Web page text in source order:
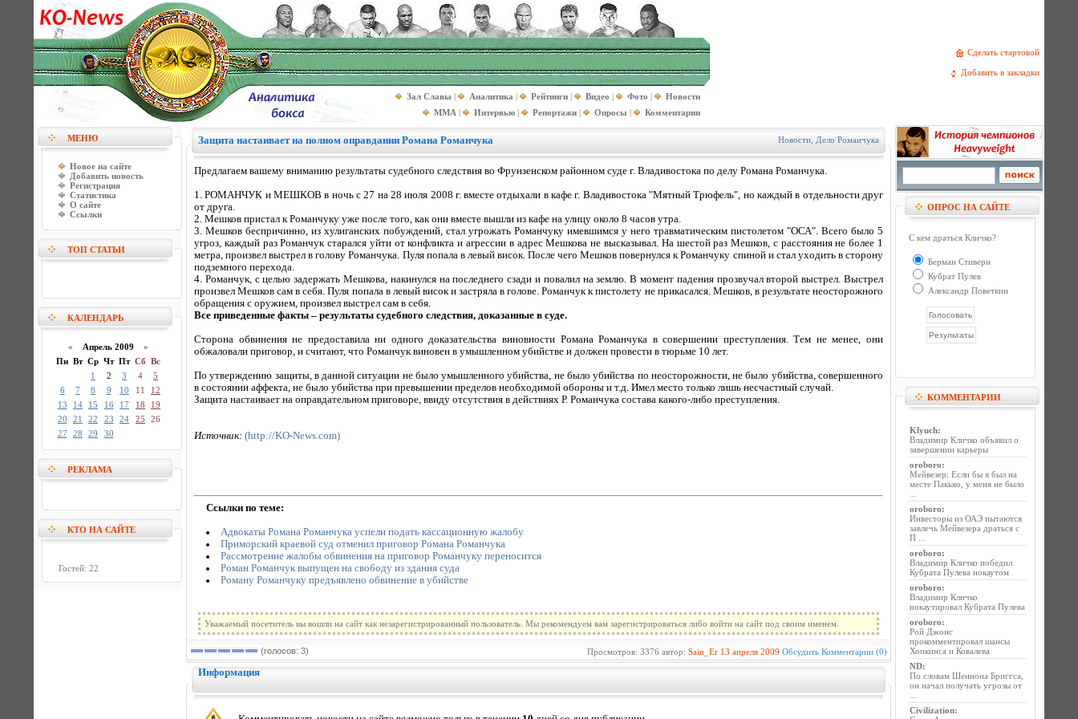
Сделать стартовой
Добавить в закладки
Зал Славы | Аналитика | Рейтинги | Видео | Фото |
Новости
MMA | Интервью | Репортажи | Опросы | Комментарии
МЕНЮ
Новое на сайте
Добавить новость
Регистрация
Статистика
О сайте
Ссылки
ТОП СТАТЬИ
КАЛЕНДАРЬ
« Апрель 2009 »
Пн Вт Ср Чт Пт Сб Вс
1
2 3 4
5
6
7 8 9 10 11
12
13
14 15 16 17 18
19
20
21 22 23 24 25
26
27
28 29 30
РЕКЛАМА
КТО НА САЙТЕ
Гостей: 22
Защита настаивает на полном оправдании Романа Романчука Новости Дело Романчука
Предлагаем вашему вниманию результаты судебного следствия во Фрунзенском районном суде г. Владивостока по делу Романа Романчука.
1. РОМАНЧУК и МЕШКОВ в ночь с 27 на 28 июля 2008 г. вместе отдыхали в кафе г. Владивостока "Мятный Трюфель", но каждый в отдельности друг
от друга.
2. Мешков пристал к Романчуку уже после того, как они вместе вышли из кафе на улицу около 8 часов утра.
3. Мешков беспричинно, из хулиганских побуждений, стал угрожать Романчуку имевшимся у него травматическим пистолетом "ОСА". Всего было 5
угроз, каждый раз Романчук старался уйти от конфликта и агрессии в адрес Мешкова не высказывал. На шестой раз Мешков, с расстояния не более 1
метра, произвел выстрел в голову Романчука. Пуля попала в левый висок. После чего Мешков повернулся к Романчуку спиной и стал уходить в сторону
подземного перехода.
4. Романчук, с целью задержать Мешкова, накинулся на последнего сзади и повалил на землю. В момент падения прозвучал второй выстрел. Выстрел
произвел Мешков сам в себя. Пуля попала в левый висок и застряла в голове. Романчук к пистолету не прикасался. Мешков, в результате неосторожного
обращения с оружием, произвел выстрел сам в себя.
Все приведенные факты – результаты судебного следствия, доказанные в суде.
Сторона обвинения не предоставила ни одного доказательства виновности Романа Романчука в совершении преступления. Тем не менее, они
обжаловали приговор, и считают, что Романчук виновен в умышленном убийстве и должен провести в тюрьме 10 лет.
По утверждению защиты, в данной ситуации не было умышленного убийства, не было убийства по неосторожности, не было убийства, совершенного
в состоянии аффекта, не было убийства при превышении пределов необходимой обороны и т.д. Имел место только лишь несчастный случай.
Защита настаивает на оправдательном приговоре, ввиду отсутствия в действиях Р. Романчука состава какого-либо преступления.
Источник: (http://KO-News.com)
Ссылки по теме:
Адвокаты Романа Романчука успели подать кассационную жалобу
Приморский краевой суд отменил приговор Романа Романчука
Рассмотрение жалобы обвинения на приговор Романчуку переносится
Роман Романчук выпущен на свободу из здания суда
Роману Романчуку предъявлено обвинение в убийстве
Уважаемый посетитель вы вошли на сайт как незарегистрированный пользователь. Мы рекомендуем вам зарегистрироваться либо войти на сайт под своим именем.
(голосов: 3) Просмотров: 3376 автор: Sain_Er 13 апреля 2009 Обсудить Комментарии (0)
Информация
ОПРОС НА САЙТЕ
С кем драться Кличко?
Берман Стиверн
Кубрат Пулев
Александр Поветкин
КОММЕНТАРИИ
Klyuch:
Владимир Кличко объявил о
завершении карьеры
oroboro:
Мейвезер: Если бы я был на
месте Пакьяо, у меня не было
oroboro:
Инвесторы из ОАЭ пытаются
завлечь Мейвезера драться с
П ...
oroboro:
Владимир Кличко победил
Кубрата Пулева нокаутом
oroboro:
Владимир Кличко
нокаутировал Кубрата Пулева
oroboro:
Рой Джонс
прокомментировал шансы
Хопкинса и Ковалева
ND:
По словам Шеннона Бриггса,
он начал получать угрозы от
Civilization: